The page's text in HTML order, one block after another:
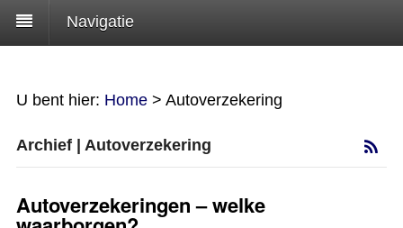
Navigatie
U bent hier: Home > Autoverzekering
Archief | Autoverzekering
Autoverzekeringen – welke